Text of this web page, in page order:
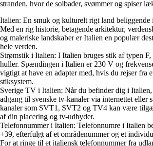
stranden, hvor de solbader, svømmer og spiser
Italien: En smuk og kulturelt rigt land beliggende
Med en rig historie, betagende arkitektur,
og maleriske landskaber er Italien en populær
hele verden.
Strømstik i Italien: I Italien bruges stik af typen F,
huller. Spændingen i Italien er 230 V og
vigtigt at have en adapter med, hvis du rejser fra
stiksystem.
Sverige TV i Italien: Når du befinder dig i
adgang til svenske tv-kanaler via internettet eller
kanaler som SVT1, SVT2 og TV4 kan være
af din placering og tv-udbyder.
Telefonnummer i Italien: Telefonnumre i Italien
+39, efterfulgt af et områdenummer og et
For at ringe til et italiensk telefonnummer fra